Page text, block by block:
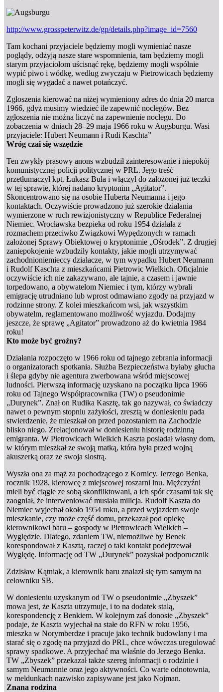
http://www.grosspeterwitz.de/gp/details.php?image_id=7560
Tam kochani przyjaciele będziemy mogli wymieniać nasze
poglądy, odżyją nasze stare wspomnienia, tam będziemy mogli
starym przyjaciołom uścisnąć rękę, będziemy mogli wspólnie
wypić piwo i wódkę, według zwyczaju w Pietrowicach będziemy
mogli się wygadać a nawet potańczyć.
Zgłoszenia kierować na niżej wymieniony adres do dnia 20 marca
1966, gdyż musimy wiedzieć ile zapewnić noclegów. Bez
zgłoszenia nie można liczyć na zapewnienie noclegu. Do
zobaczenia w dniach 28–29 maja 1966 roku w Augsburgu. Wasi
przyjaciele: Hubert Neumann i Rudi Kaschta”
Wróg czai się wszędzie
Ten zwykły prasowy anons wzbudził zainteresowanie i niepokój
komunistycznej policji politycznej w PRL. Jego treść
przetłumaczył kpt. Łukasz Buła i włączył do założonej już teczki
w tej sprawie, której nadano kryptonim „Agitator”.
Skoncentrowano się na osobie Huberta Neumanna i jego
kontaktach. Oczywiście prowadzono już szerokie działania
wymierzone w ruch rewizjonistyczny w Republice Federalnej
Niemiec. Wrocławska bezpieka od roku 1954 działała z
rozmachem przeciwko Związkowi Wypędzonych w ramach
założonej Sprawy Obiektowej o kryptonimie „Ośrodek”. Z drugiej
zaniepokojenie wzbudziły kontakty, jakie mogli utrzymywać
zachodnioniemieccy działacze, w tym wypadku Hubert Neumann
i Rudolf Kaschta z mieszkańcami Pietrowic Wielkich. Oficjalnie
oczywiście ich nie zakazywano, ale tajnie, a czasem i jawnie
torpedowano, a obywatelom Niemiec i tym, którzy wybrali
emigrację utrudniano lub wprost odmawiano zgody na przyjazd w
rodzinne strony. Z kolei mieszkańcom wsi, jak wszystkim
obywatelm, reglamentowano możliwość wyjazdu. Dodajmy
jeszcze, że sprawę „Agitator” prowadzono aż do kwietnia 1984
roku!
Kto może być groźny?
Działania rozpoczęto w 1966 roku od tajnego zebrania informacji
o organizatorach spotkania. Służba Bezpieczeństwa byłaby głucha
i ślepa gdyby nie agentura zwerbowana wśród miejscowej
ludności. Pierwszą informację uzyskano na początku lipca 1966
roku od Tajnego Współpracownika (TW) o pseudonimie
„Durynek”. Znał on Rudika Kasztę, tak go nazywał, co świadczy
nawet o pewnym stopniu zażyłości, zresztą w doniesieniu pada
stwierdzenie, że mieszkał on przed pozostaniem na Zachodzie
blisko niego. Zrelacjonował w doniesieniu historię rodzinną
emigranta. W Pietrowicach Wielkich Kaszta posiadał własny dom,
w którym mieszkał ze swoją matką, która była przed wojną
akuszerką oraz ze swoja siostrą.
Wyszła ona za mąż za pochodzącego z Kornicy. Jerzego Benka,
rocznik 1928, kierowcę z miejscowej roszarni lnu. Mężczyźni
mieli być ciągle ze sobą skonfliktowani, a ich spór czasami tak się
zaogniał, że interweniować musiała milicja. Rudolf Kaszta do
Niemiec wyjechał około 1954 roku, a przed wyjazdem swoje
mieszkanie, czy może część domu, przekazał pod opiekę
kierownikowi baru – gospody w Pietrowicach Wielkich –
Wyględzie. Dlatego, zdaniem TW, niemożliwe by Benek
korespondował z Kasztą, raczej o taki kontakt podejrzewał
Wyględę. Informację od TW „Durynek” pozyskał podporucznik
Zdzisław Kątniak, a kierownik baru znalazł się tym samym na
celowniku SB.
W doniesieniu uzyskanym od TW o pseudonimie „Zbyszek”
mowa jest, że Kaszta utrzymuje, i to na dodatek stalą,
korespondencję z Benkiem. W kolejnym zaś donosie „Zbyszek”
podaje, że Kaszta wyjechał na stałe do RFN w roku 1956,
mieszka w Norymberdze i pracuje jako technik budowlany i ma
starać się o zgodę na przyjazd do PRL, chce wówczas uregulować
sprawy spadkowe. A przyjechać ma właśnie do Jerzego Benka.
TW „Zbyszek” przekazał także szereg informacji o rodzinie i
samym Neumannie oraz jego aktywności. Co warte odnotownia,
w meldunkach nazwisko zapisywane jest jako Nojman.
Znana rodzina